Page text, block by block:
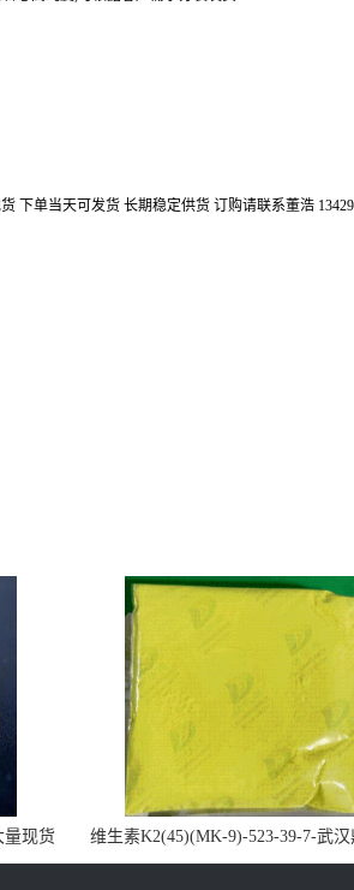
下单当天可发货 长期稳定供货 订购请联系董浩
量现货
维生素K2(45)(MK-9)-523-39-7-武汉
药业大量现货供应